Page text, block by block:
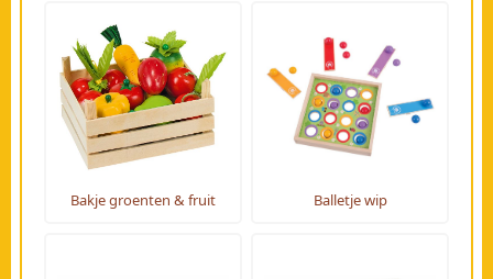
Bakje groenten & fruit Balletje wip